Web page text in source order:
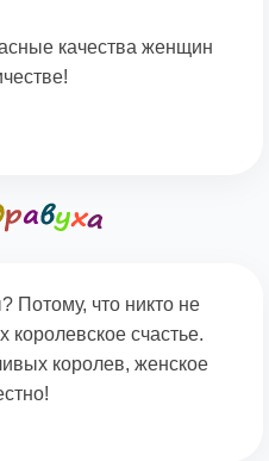
качества женщин
Потому, что никто не
королевское счастье.
королев, женское